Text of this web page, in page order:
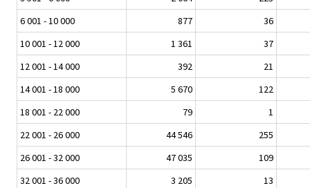
6 001 - 10 000
877
36
10 001 - 12 000
1 361
37
12 001 - 14 000
392
21
14 001 - 18 000
5 670
122
18 001 - 22 000
79
1
22 001 - 26 000
44 546
255
26 001 - 32 000
47 035
109
32 001 - 36 000
3 205
13